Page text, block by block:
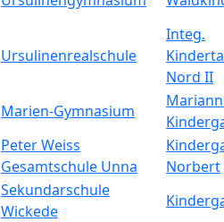
Ursulinenrealschule
Integ.
Nord II
Marien-Gymnasium
Peter Weiss
Gesamtschule Unna
Norbert
Sekundarschule
Wickede